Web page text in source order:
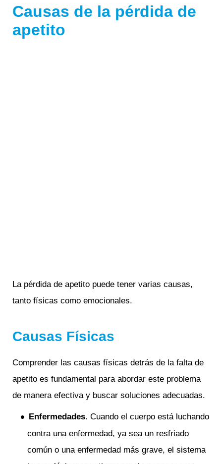
Causas de la pérdida de
apetito
La pérdida de apetito puede tener varias causas,
tanto físicas como emocionales.
Causas Físicas
Comprender las causas físicas detrás de la falta de
apetito es fundamental para abordar este problema
de manera efectiva y buscar soluciones adecuadas.
Enfermedades. Cuando el cuerpo está luchando
contra una enfermedad, ya sea un resfriado
común o una enfermedad más grave, el sistema